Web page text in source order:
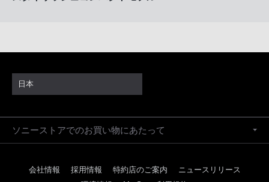
日本
ソニーストアでのお買い物にあたって
会社情報 採用情報 特約店のご案内
ニュースリリース